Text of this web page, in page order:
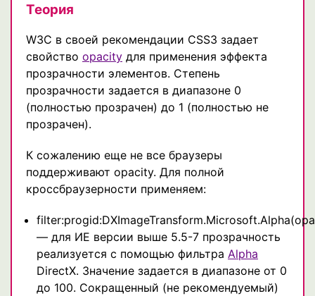
Теория
W3C в своей рекомендации CSS3 задает
свойство opacity для применения эффекта
прозрачности элементов. Степень
прозрачности задается в диапазоне 0
(полностью прозрачен) до 1 (полностью не
прозрачен).
К сожалению еще не все браузеры
поддерживают opacity. Для полной
кроссбраузерности применяем:
— для ИЕ версии выше 5.5-7 прозрачность
реализуется с помощью фильтра Alpha
DirectX. Значение задается в диапазоне от 0
до 100. Сокращенный (не рекомендуемый)